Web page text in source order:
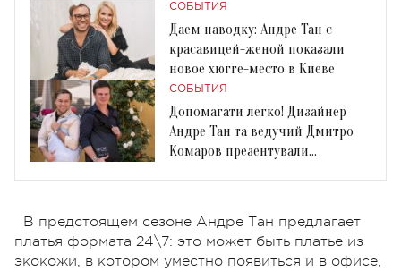
СОБЫТИЯ
Даем наводку: Андре Тан с
красавицей-женой показали
новое хюгге-место в Киеве
СОБЫТИЯ
Допомагати легко! Дизайнер
Андре Тан та ведучий Дмитро
Комаров презентували
В предстоящем сезоне Андре Тан предлагает
платья формата 24\7: это может быть платье из
экокожи, в котором уместно появиться и в офисе,